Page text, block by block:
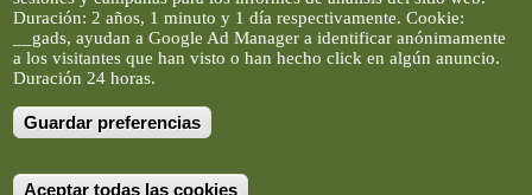
Artículos e imágenes son propiedad de elclickverde ©. No se
permite la difusión de los textos ni imágenes sin permiso de
contenido de este portal. (Ver
Duración: 2 años, 1 minuto y 1 día respectivamente. Cookie:
__gads, ayudan a Google Ad Manager a identificar anónimamente
a los visitantes que han visto o han hecho click en algún anuncio.
Duración 24 horas.
Guardar preferencias
Aceptar todas las cookies